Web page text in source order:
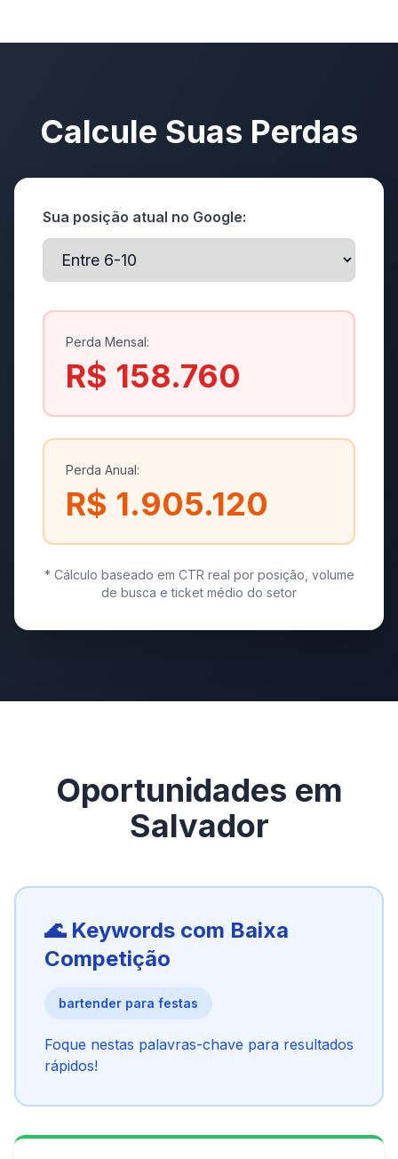
Calcule Suas Perdas
Sua posição atual no Google:
Perda Mensal:
R$ 158.760
Perda Anual:
R$ 1.905.120
* Cálculo baseado em CTR real por posição, volume
de busca e ticket médio do setor
Oportunidades em
Salvador
🌊 Keywords com Baixa
Competição
bartender para festas
Foque nestas palavras-chave para resultados
rápidos!